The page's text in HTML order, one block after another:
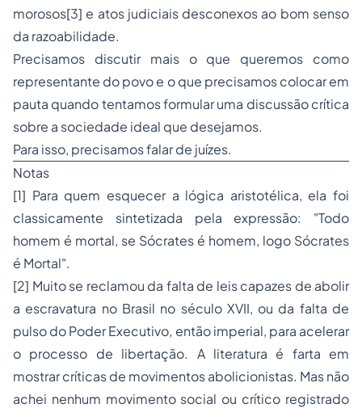
morosos[3] e atos judiciais desconexos ao bom senso
da razoabilidade.
Precisamos discutir mais o que queremos como
representante do povo e o que precisamos colocar em
pauta quando tentamos formular uma discussão crítica
sobre a sociedade ideal que desejamos.
Para isso, precisamos falar de juízes.
Notas
[1] Para quem esquecer a lógica aristotélica, ela foi
classicamente sintetizada pela expressão: "Todo
homem é mortal, se Sócrates é homem, logo Sócrates
é Mortal".
[2] Muito se reclamou da falta de leis capazes de abolir
a escravatura no Brasil no século XVII, ou da falta de
pulso do Poder Executivo, então imperial, para acelerar
o processo de libertação. A literatura é farta em
mostrar críticas de movimentos abolicionistas. Mas não
achei nenhum movimento social ou crítico registrado